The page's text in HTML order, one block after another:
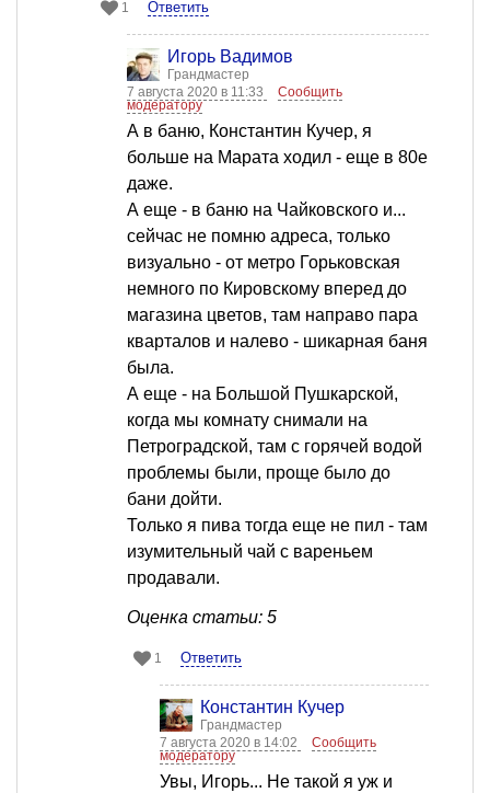
1 Ответить
Игорь Вадимов
Грандмастер
7 августа 2020 в 11:33
Сообщить
модератору
А в баню, Константин Кучер, я
больше на Марата ходил - еще в 80е
даже.
А еще - в баню на Чайковского и...
сейчас не помню адреса, только
визуально - от метро Горьковская
немного по Кировскому вперед до
магазина цветов, там направо пара
кварталов и налево - шикарная баня
была.
А еще - на Большой Пушкарской,
когда мы комнату снимали на
Петроградской, там с горячей водой
проблемы были, проще было до
бани дойти.
Только я пива тогда еще не пил - там
изумительный чай с вареньем
продавали.
Оценка статьи: 5
1 Ответить
Константин Кучер
Грандмастер
7 августа 2020 в 14:02
Сообщить
модератору
Увы, Игорь... Не такой я уж и